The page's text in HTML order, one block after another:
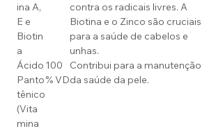
ina A,
E e
Biotin
a
contra os radicais livres. A
Biotina e o Zinco são cruciais
para a saúde de cabelos e
unhas.
Ácido
Panto
tênico
(Vita
mina
100
% VD
Contribui para a manutenção
da saúde da pele.